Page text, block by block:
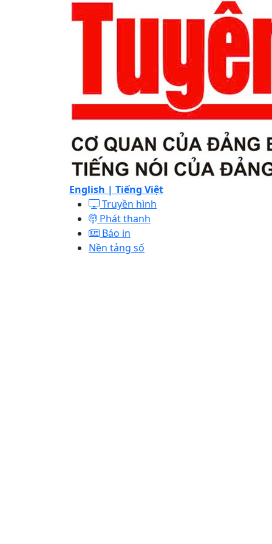
English | Tiếng Việt
Truyền hình
Phát thanh
Báo in
Nền tảng số